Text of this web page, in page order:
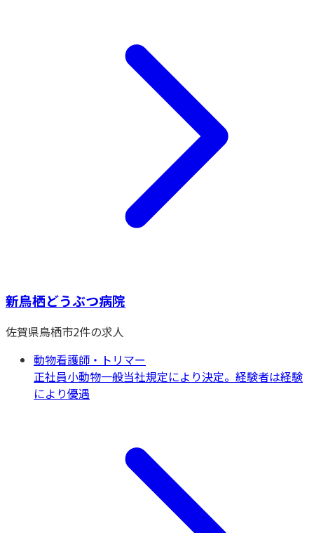
新鳥栖どうぶつ病院
佐賀県鳥栖市2件の求人
動物看護師・トリマー
正社員小動物一般当社規定により決定。経験者は経験
により優遇